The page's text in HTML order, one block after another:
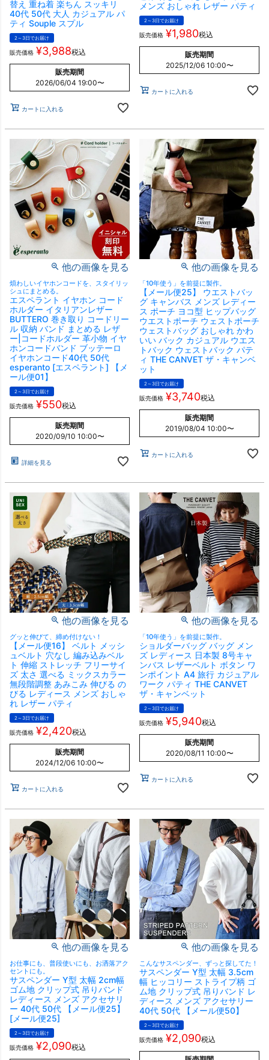
替え 重ね着 楽ちん スッキリ
40代 50代 大人 カジュアル パ
ティ Souple スプル
2～3日でお届け
販売価格 ¥3,988税込
販売期間
2026/06/04 19:00〜
カートに入れる
メンズ おしゃれ レザー パティ
2～3日でお届け
販売価格 ¥1,980税込
販売期間
2025/12/06 10:00〜
カートに入れる
他の画像を見る
煩わしいイヤホンコードを、スタイリッ
シュにまとめる。
エスペラント イヤホン コード
ホルダー イタリアンレザー
BUTTERO 巻き取り コードリー
ル 収納 バンド まとめる レザ
ー|コードホルダー 革小物 イヤ
ホンコードバンド ブッテーロ
イヤホンコード40代 50代
esperanto [エスペラント] 【メ
ール便01】
2～3日でお届け
販売価格 ¥550税込
販売期間
2020/09/10 10:00〜
詳細を見る
他の画像を見る
「10年使う」を前提に製作。
【メール便25】 ウエストバッ
グ キャンバス メンズ レディー
ス ポーチ ヨコ型 ヒップバッグ
ウエストポーチ ウェストポーチ
ウェストバッグ おしゃれ かわ
いい バック カジュアル ウエス
トバック ウェストバック パテ
ィ THE CANVET ザ・キャンベ
ット
2～3日でお届け
販売価格 ¥3,740税込
販売期間
2019/08/04 10:00〜
カートに入れる
他の画像を見る
グッと伸びて、締め付けない！
【メール便16】 ベルト メッシ
ュベルト 穴なし 編み込みベル
ト 伸縮 ストレッチ フリーサイ
ズ 太さ 選べる ミックスカラー
無段階調整 あみこみ 伸びる の
びる レディース メンズ おしゃ
れ レザー パティ
2～3日でお届け
販売価格 ¥2,420税込
販売期間
2024/12/06 10:00〜
カートに入れる
他の画像を見る
「10年使う」を前提に製作。
ショルダーバッグ バッグ メン
ズ レディース 日本製 8号キャ
ンバス レザーベルト ボタン ワ
ンポイント A4 旅行 カジュアル
ワーク パティ THE CANVET
ザ・キャンベット
2～3日でお届け
販売価格 ¥5,940税込
販売期間
2020/08/11 10:00〜
カートに入れる
他の画像を見る
お仕事にも、普段使いにも、お洒落アク
セントにも。
サスペンダー Y型 太幅 2cm幅
ゴム地 クリップ式 吊りバンド
レディース メンズ アクセサリ
ー 40代 50代 【メール便25】
[メール便25]
2～3日でお届け
販売価格 ¥2,090税込
他の画像を見る
こんなサスペンダー、ずっと探してた！
サスペンダー Y型 太幅 3.5cm
幅 ヒッコリー ストライプ柄 ゴ
ム地 クリップ式 吊りバンド レ
ディース メンズ アクセサリー
40代 50代 【メール便50】
2～3日でお届け
販売価格 ¥2,090税込